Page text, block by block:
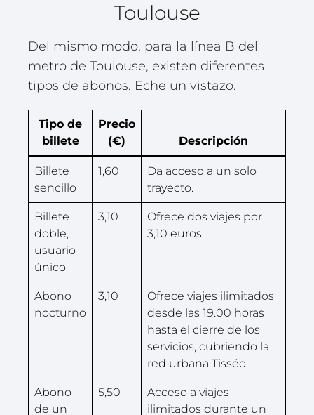
Toulouse
Del mismo modo, para la línea B del
metro de Toulouse, existen diferentes
tipos de abonos. Eche un vistazo.
Tipo de
billete
Precio
(€)
Descripción
Billete
sencillo
1,60
Da acceso a un solo
trayecto.
Billete
doble,
usuario
único
3,10
Ofrece dos viajes por
3,10 euros.
Abono
nocturno
3,10
Ofrece viajes ilimitados
desde las 19.00 horas
hasta el cierre de los
servicios, cubriendo la
red urbana Tisséo.
Abono
de un
5,50
Acceso a viajes
ilimitados durante un